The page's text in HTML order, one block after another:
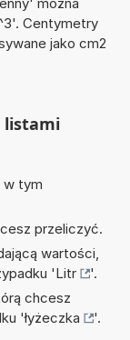
Centymetry
jako cm2
listami
w tym
przeliczyć.
wartości,
'Litr
'.
chcesz
'łyżeczka '.